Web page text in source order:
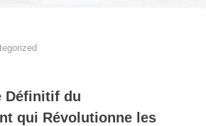
Définitif du
qui Révolutionne les